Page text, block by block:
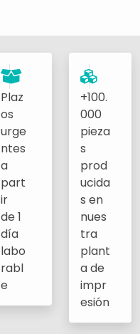
Plaz
os
urge
ntes
a
part
ir
de 1
día
labo
rabl
e
+100.
000
pieza
s
prod
ucida
s en
nues
tra
plant
a de
impr
esión